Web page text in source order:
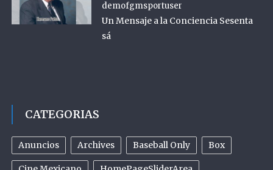
demofgmsportuser
Un Mensaje a la Conciencia Sesenta
sá
CATEGORIAS
Anuncios Archives Baseball Only Box